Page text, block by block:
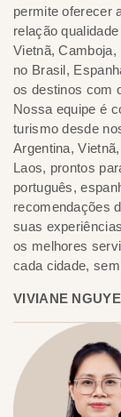
permite oferecer
relação
Vietnã, Camboja,
no Brasil,
os destinos com
Nossa equipe é
turismo desde
Argentina,
Laos, prontos
português,
recomendações
suas
os melhores
cada cidade,
VIVIANE